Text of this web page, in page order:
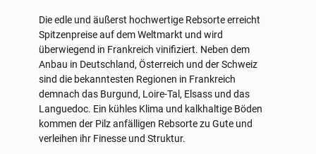
Die edle und äußerst hochwertige Rebsorte erreicht
Spitzenpreise auf dem Weltmarkt und wird
überwiegend in Frankreich vinifiziert. Neben dem
Anbau in Deutschland, Österreich und der Schweiz
sind die bekanntesten Regionen in Frankreich
demnach das Burgund, Loire-Tal, Elsass und das
Languedoc. Ein kühles Klima und kalkhaltige Böden
kommen der Pilz anfälligen Rebsorte zu Gute und
verleihen ihr Finesse und Struktur.